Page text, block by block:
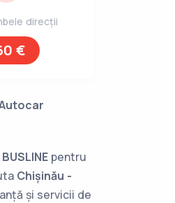
direcții
€
BUSLINE pentru
Chișinău -
și servicii de